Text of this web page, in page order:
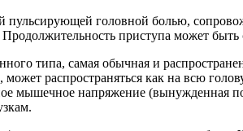
пульсирующей головной болью,
приступа может
типа, самая обычная и
распространяться как на всю
мышечное напряжение (вынужденная